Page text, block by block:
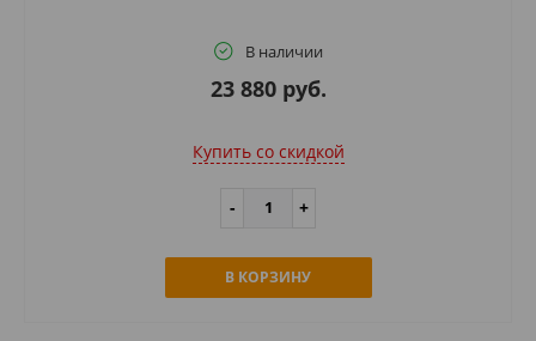
В наличии
23 880 руб.
Купить cо скидкой
В КОРЗИНУ